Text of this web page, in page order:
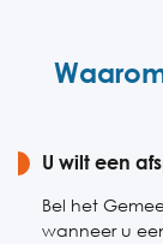
Vrijdag
Zondag
U wilt een
Bel het
wanneer u